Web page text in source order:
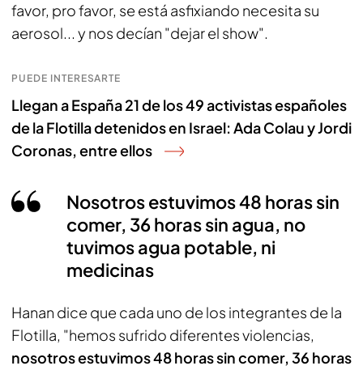
favor, pro favor, se está asfixiando necesita su
aerosol... y nos decían "dejar el show".
PUEDE INTERESARTE
Llegan a España 21 de los 49 activistas españoles
de la Flotilla detenidos en Israel: Ada Colau y Jordi
Coronas, entre ellos
Nosotros estuvimos 48 horas sin
comer, 36 horas sin agua, no
tuvimos agua potable, ni
medicinas
Hanan dice que cada uno de los integrantes de la
Flotilla, "hemos sufrido diferentes violencias,
nosotros estuvimos 48 horas sin comer, 36 horas